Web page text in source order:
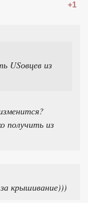
+1
USовцев из
получить из
крышивание)))